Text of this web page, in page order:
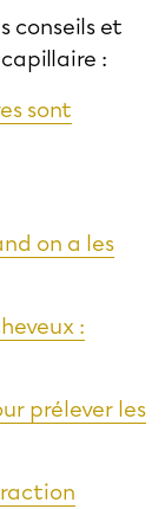
conseils et
:
sont
on a les
:
prélever les